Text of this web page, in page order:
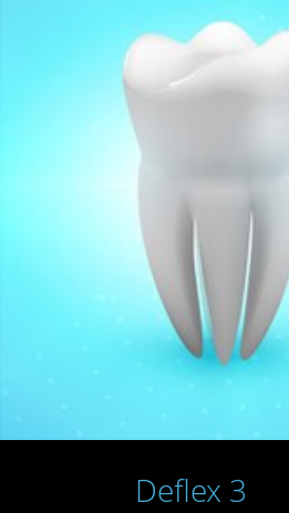
Deflex 3